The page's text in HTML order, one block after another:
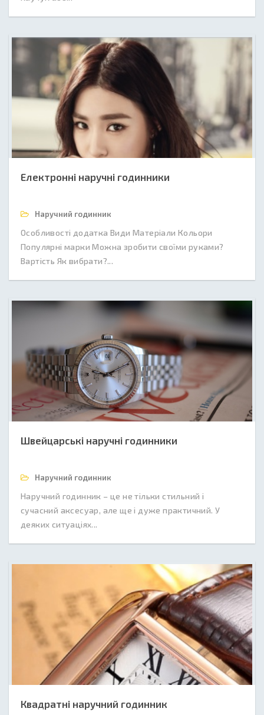
Електронні наручні годинники
Наручний годинник
Особливості додатка Види Матеріали Кольори
Популярні марки Можна зробити своїми руками?
Вартість Як вибрати?...
Швейцарські наручні годинники
Наручний годинник
Наручний годинник – це не тільки стильний і
сучасний аксесуар, але ще і дуже практичний. У
деяких ситуаціях...
Квадратні наручний годинник